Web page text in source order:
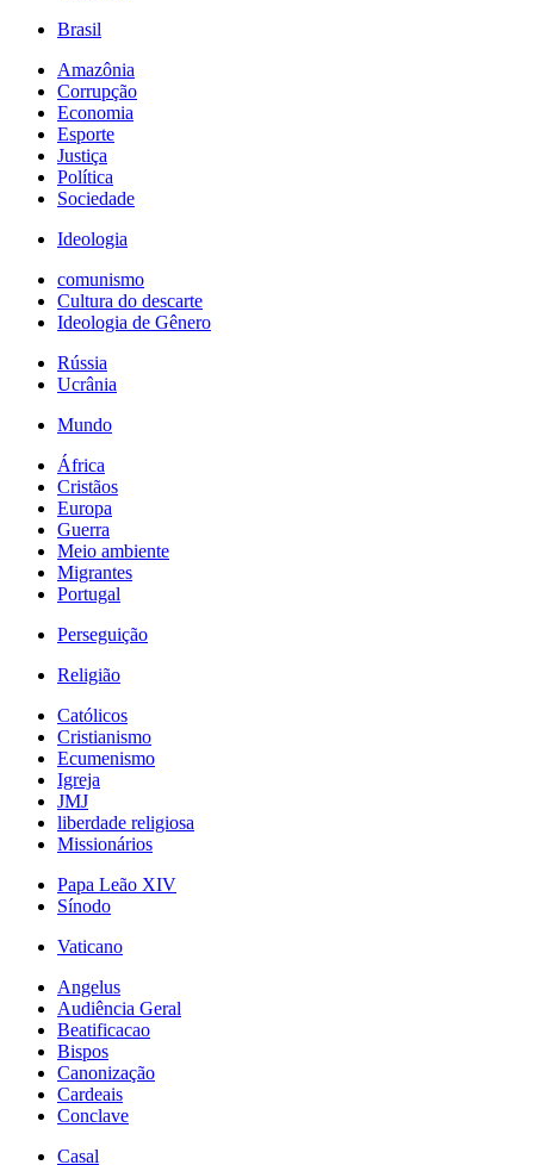
Brasil
Amazônia
Corrupção
Economia
Esporte
Justiça
Política
Sociedade
Ideologia
comunismo
Cultura do descarte
Ideologia de Gênero
Rússia
Ucrânia
Mundo
África
Cristãos
Europa
Guerra
Meio ambiente
Migrantes
Portugal
Perseguição
Religião
Católicos
Cristianismo
Ecumenismo
Igreja
JMJ
liberdade religiosa
Missionários
Papa Leão XIV
Sínodo
Vaticano
Angelus
Audiência Geral
Beatificacao
Bispos
Canonização
Cardeais
Conclave
Casal